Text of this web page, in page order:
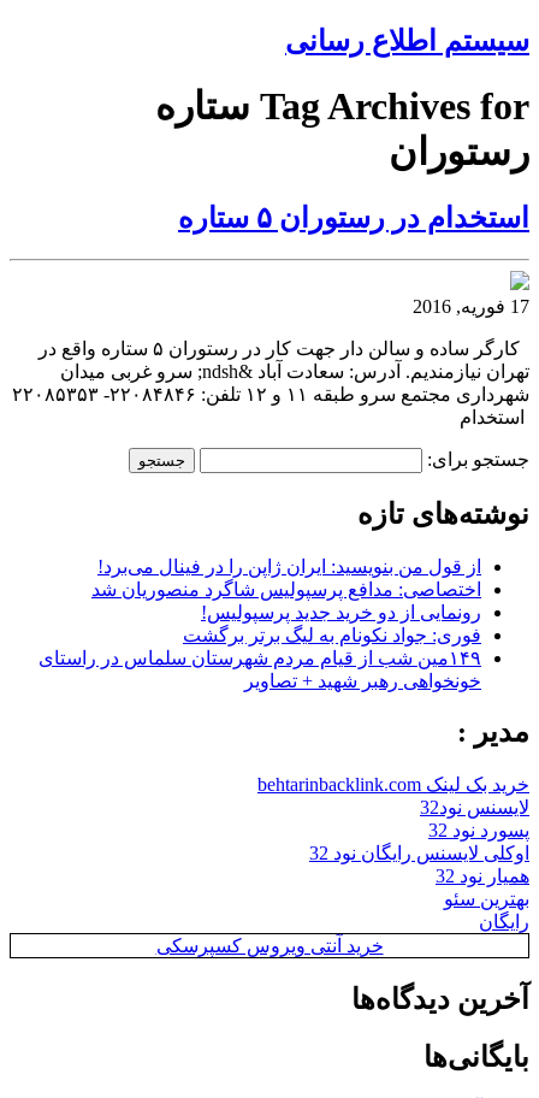
سیستم اطلاع رسانی
Tag Archives for ستاره
رستوران
استخدام در رستوران ۵ ستاره
17 فوریه, 2016
کارگر ساده و سالن دار جهت کار در رستوران ۵ ستاره واقع در
تهران نیازمندیم. آدرس: سعادت آباد &ndsh; سرو غربی میدان
شهرداری مجتمع سرو طبقه ۱۱ و ۱۲ تلفن: ۲۲۰۸۴۸۴۶- ۲۲۰۸۵۳۵۳
استخدام
جستجو برای:
نوشته‌های تازه
از قول من بنویسید: ایران ژاپن را در فینال می‌برد!
اختصاصی: مدافع پرسپولیس شاگرد منصوریان شد
رونمایی از دو خرید جدید پرسپولیس!
فوری: جواد نکونام به لیگ برتر برگشت
۱۴۹مین شب از قیام مردم شهرستان سلماس در راستای
خونخواهی رهبر شهید + تصاویر
مدیر :
خرید بک لینک behtarinbacklink.com
لایسنس نود32
پسورد نود 32
اوکلی لایسنس رایگان نود 32
همیار نود 32
بهترین سئو
رایگان
خرید آنتی ویروس کسپرسکی
آخرین دیدگاه‌ها
بایگانی‌ها